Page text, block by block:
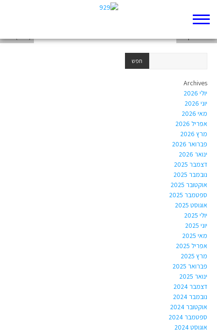
Archives
יולי 2026
יוני 2026
מאי 2026
אפריל 2026
מרץ 2026
פברואר 2026
ינואר 2026
דצמבר 2025
נובמבר 2025
אוקטובר 2025
ספטמבר 2025
אוגוסט 2025
יולי 2025
יוני 2025
מאי 2025
אפריל 2025
מרץ 2025
פברואר 2025
ינואר 2025
דצמבר 2024
נובמבר 2024
אוקטובר 2024
ספטמבר 2024
אוגוסט 2024